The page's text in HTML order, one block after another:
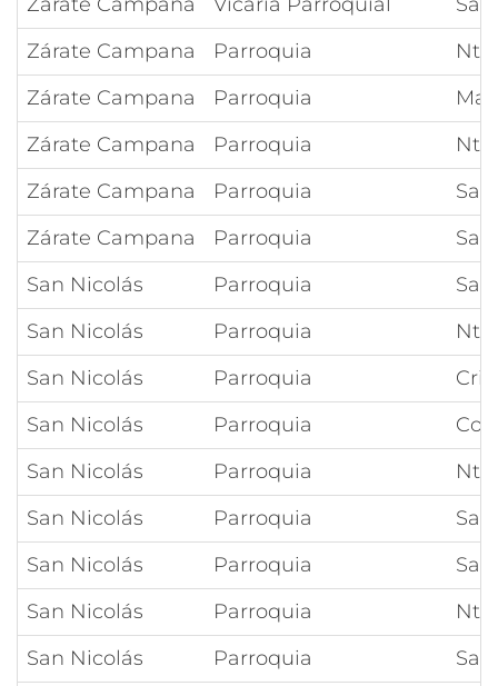
Zárate Campana
Parroquia
Zárate Campana
Parroquia
Zárate Campana
Parroquia
Zárate Campana
Parroquia
Zárate Campana
Parroquia
San Nicolás
Parroquia
San Nicolás
Parroquia
San Nicolás
Parroquia
San Nicolás
Parroquia
San Nicolás
Parroquia
San Nicolás
Parroquia
San Nicolás
Parroquia
San Nicolás
Parroquia
San Nicolás
Parroquia